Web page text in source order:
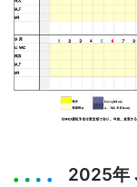
2025年